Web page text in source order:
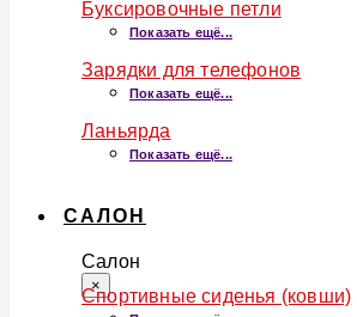
Буксировочные петли
Показать ещё...
Зарядки для телефонов
Показать ещё...
Ланьярда
Показать ещё...
САЛОН
Салон
×
Спортивные сиденья (ковши)